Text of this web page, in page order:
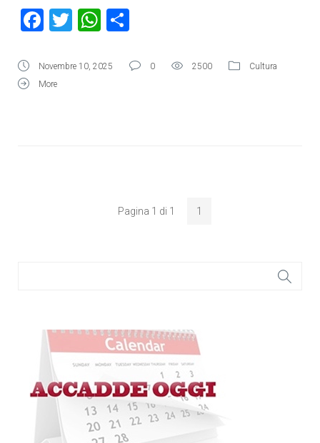
Facebook
TwitterWhatsApp
Novembre 10, 2025 0 2500
Cultura
More
Pagina 1 di 1 1